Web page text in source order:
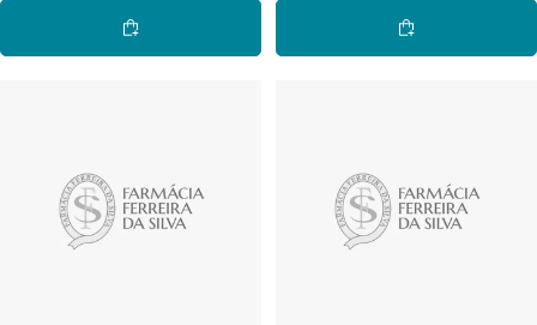
normal
Adicionar Ao Carrinho
normal
Adicionar Ao